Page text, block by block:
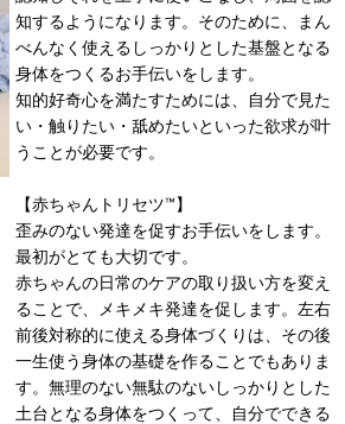
知するようになります。そのために、まん
べんなく使えるしっかりとした基盤となる
身体をつくるお手伝いをします。
知的好奇心を満たすためには、自分で見た
い・触りたい・舐めたいといった欲求が叶
うことが必要です。
【赤ちゃんトリセツ™】
歪みのない発達を促すお手伝いをします。
最初がとても大切です。
赤ちゃんの日常のケアの取り扱い方を変え
ることで、メキメキ発達を促します。左右
前後対称的に使える身体づくりは、その後
一生使う身体の基礎を作ることでもありま
す。無理のない無駄のないしっかりとした
土台となる身体をつくって、自分でできる